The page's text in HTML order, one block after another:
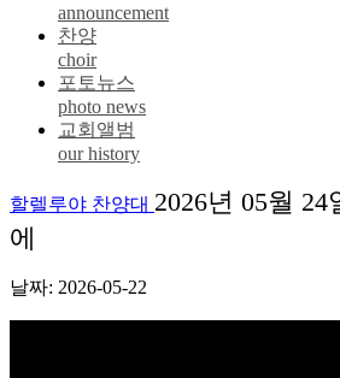
announcement
찬양
choir
포토뉴스
photo news
교회앨범
our history
할렐루야 찬양대 2026년 05월
에
날짜: 2026-05-22